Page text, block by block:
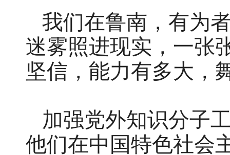
我们在鲁南，有为
迷雾照进现实，一张
坚信，能力有多大，
加强党外知识分子
他们在中国特色社